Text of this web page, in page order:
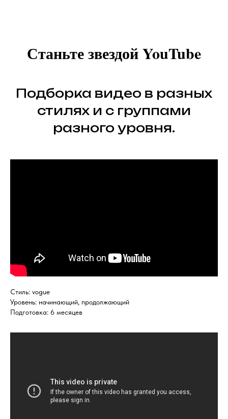
Станьте звездой YouTube
Подборка видео в разных
стилях и с группами
разного уровня.
Стиль: vogue
Уровень: начинающий, продолжающий
Подготовка: 6 месяцев